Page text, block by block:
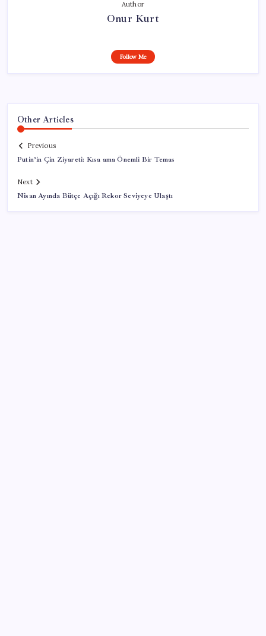
Author
Onur Kurt
Follow Me
Other Articles
Previous
Putin’in Çin Ziyareti: Kısa ama Önemli Bir Temas
Next
Nisan Ayında Bütçe Açığı Rekor Seviyeye Ulaştı